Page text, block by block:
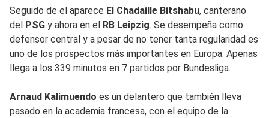
Seguido de el aparece El Chadaille Bitshabu, canterano
del PSG y ahora en el RB Leipzig. Se desempeña como
defensor central y a pesar de no tener tanta regularidad es
uno de los prospectos más importantes en Europa. Apenas
llega a los 339 minutos en 7 partidos por Bundesliga.
Arnaud Kalimuendo es un delantero que también lleva
pasado en la academia francesa, con el equipo de la